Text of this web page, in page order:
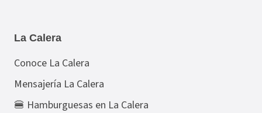
La Calera
Conoce La Calera
Mensajería La Calera
🍔 Hamburguesas en La Calera